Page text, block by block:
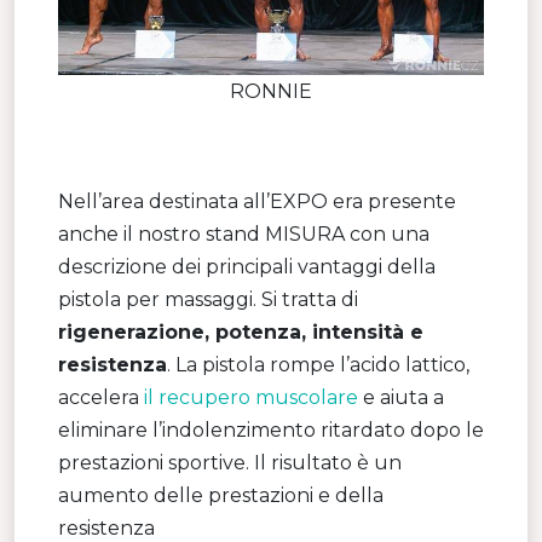
RONNIE
Nell’area destinata all’EXPO era presente
anche il nostro stand MISURA con una
descrizione dei principali vantaggi della
pistola per massaggi. Si tratta di
rigenerazione, potenza, intensità e
resistenza. La pistola rompe l’acido lattico,
accelera il recupero muscolare e aiuta a
eliminare l’indolenzimento ritardato dopo le
prestazioni sportive. Il risultato è un
aumento delle prestazioni e della
resistenza